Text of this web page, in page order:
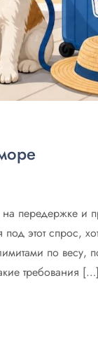
передержке и
под этот спрос,
по весу,
требования […]